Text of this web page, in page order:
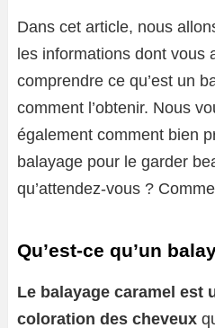
Dans cet article, nous
les informations dont vous
comprendre ce qu’est un
comment l’obtenir. Nous
également comment bien
balayage pour le garder
qu’attendez-vous ?
Qu’est-ce qu’un
Le balayage caramel est
coloration des cheveux